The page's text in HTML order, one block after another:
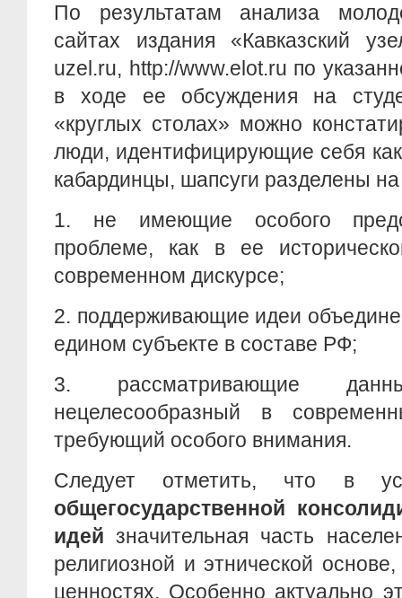
По результатам анализа
сайтах издания «Кавказский
uzel.ru, http://www.elot.ru по
в ходе ее обсуждения на
«круглых столах» можно
люди, идентифицирующие себя
кабардинцы, шапсуги разделены
1. не имеющие особого
проблеме, как в ее
современном дискурсе;
2. поддерживающие идеи
едином субъекте в составе РФ;
3. рассматривающие
нецелесообразный в
требующий особого внимания.
Следует отметить, что в
общегосударственной
идейзначительная часть
религиозной и этнической
ценностях. Особенно актуально